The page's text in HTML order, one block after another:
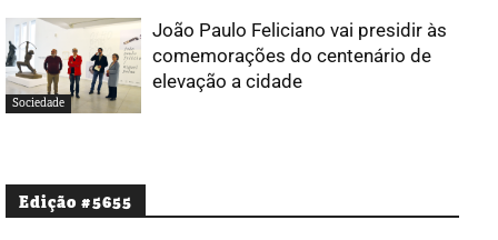
Sociedade
João Paulo Feliciano vai presidir às
comemorações do centenário de
elevação a cidade
Edição #5655